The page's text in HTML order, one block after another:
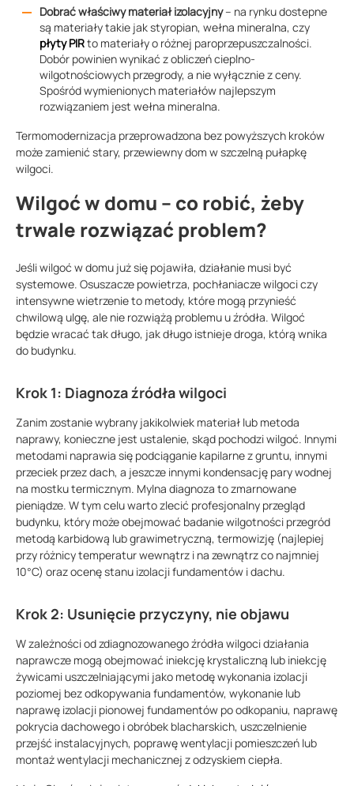
Dobrać właściwy materiał izolacyjny– na rynku dostepne
są materiały takie jak styropian, wełna mineralna, czy
płyty PIRto materiały o różnej paroprzepuszczalności.
Dobór powinien wynikać z obliczeń cieplno-
wilgotnościowych przegrody, a nie wyłącznie z ceny.
Spośród wymienionych materiałów najlepszym
rozwiązaniem jest wełna mineralna.
Termomodernizacja przeprowadzona bez powyższych kroków
może zamienić stary, przewiewny dom w szczelną pułapkę
wilgoci.
Wilgoć w domu – co robić, żeby
trwale rozwiązać problem?
Jeśli wilgoć w domu już się pojawiła, działanie musi być
systemowe. Osuszacze powietrza, pochłaniacze wilgoci czy
intensywne wietrzenie to metody, które mogą przynieść
chwilową ulgę, ale nie rozwiążą problemu u źródła. Wilgoć
będzie wracać tak długo, jak długo istnieje droga, którą wnika
do budynku.
Krok 1: Diagnoza źródła wilgoci
Zanim zostanie wybrany jakikolwiek materiał lub metoda
naprawy, konieczne jest ustalenie, skąd pochodzi wilgoć. Innymi
metodami naprawia się podciąganie kapilarne z gruntu, innymi
przeciek przez dach, a jeszcze innymi kondensację pary wodnej
na mostku termicznym. Mylna diagnoza to zmarnowane
pieniądze. W tym celu warto zlecić profesjonalny przegląd
budynku, który może obejmować badanie wilgotności przegród
metodą karbidową lub grawimetryczną, termowizję (najlepiej
przy różnicy temperatur wewnątrz i na zewnątrz co najmniej
10°C) oraz ocenę stanu izolacji fundamentów i dachu.
Krok 2: Usunięcie przyczyny, nie objawu
W zależności od zdiagnozowanego źródła wilgoci działania
naprawcze mogą obejmować iniekcję krystaliczną lub iniekcję
żywicami uszczelniającymi jako metodę wykonania izolacji
poziomej bez odkopywania fundamentów, wykonanie lub
naprawę izolacji pionowej fundamentów po odkopaniu, naprawę
pokrycia dachowego i obróbek blacharskich, uszczelnienie
przejść instalacyjnych, poprawę wentylacji pomieszczeń lub
montaż wentylacji mechanicznej z odzyskiem ciepła.